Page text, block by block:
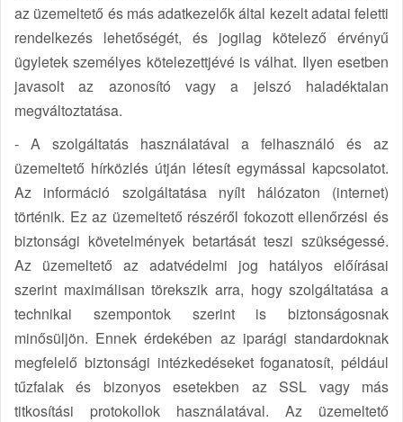
az üzemeltető és más adatkezelők által kezelt adatai feletti
rendelkezés lehetőségét, és jogilag kötelező érvényű
ügyletek személyes kötelezettjévé is válhat. Ilyen esetben
javasolt az azonosító vagy a jelszó haladéktalan
megváltoztatása.
- A szolgáltatás használatával a felhasználó és az
üzemeltető hírközlés útján létesít egymással kapcsolatot.
Az információ szolgáltatása nyílt hálózaton (internet)
történik. Ez az üzemeltető részéről fokozott ellenőrzési és
biztonsági követelmények betartását teszi szükségessé.
Az üzemeltető az adatvédelmi jog hatályos előírásai
szerint maximálisan törekszik arra, hogy szolgáltatása a
technikai szempontok szerint is biztonságosnak
minősüljön. Ennek érdekében az iparági standardoknak
megfelelő biztonsági intézkedéseket foganatosít, például
tűzfalak és bizonyos esetekben az SSL vagy más
titkosítási protokollok használatával. Az üzemeltető